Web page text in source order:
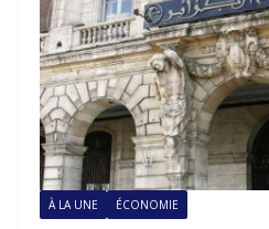
À LA UNE ÉCONOMIE